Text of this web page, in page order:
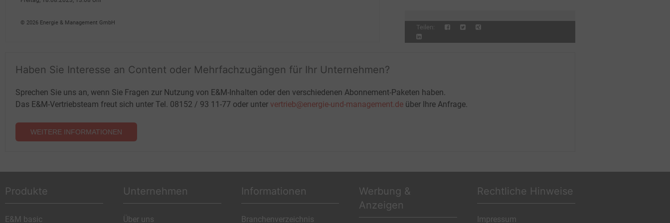
© 2026 Energie & Management GmbH
Teilen:
Haben Sie Interesse an Content oder Mehrfachzugängen für Ihr Unternehmen?
Sprechen Sie uns an, wenn Sie Fragen zur Nutzung von E&M-Inhalten oder den verschiedenen Abonnement-Paketen haben.
Das E&M-Vertriebsteam freut sich unter Tel. 08152 / 93 11-77 oder unter vertrieb@energie-und-management.de über Ihre Anfrage.
WEITERE INFORMATIONEN
Produkte
E&M basic
Unternehmen
Über uns
Informationen
Branchenverzeichnis
Werbung &
Anzeigen
Rechtliche Hinweise
Impressum